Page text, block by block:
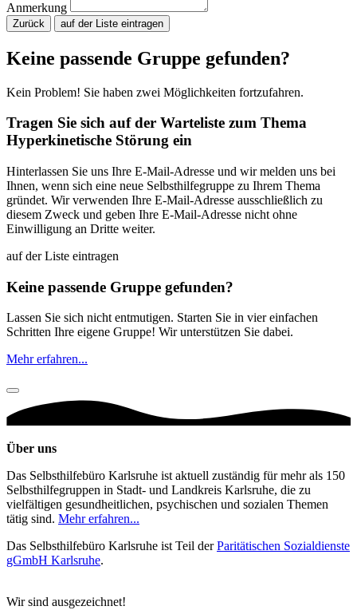
Anmerkung
Zurück
Keine passende Gruppe gefunden?
Kein Problem! Sie haben zwei Möglichkeiten fortzufahren.
Tragen Sie sich auf der Warteliste zum Thema
Hyperkinetische Störung ein
Hinterlassen Sie uns Ihre E-Mail-Adresse und wir melden uns bei
Ihnen, wenn sich eine neue Selbsthilfegruppe zu Ihrem Thema
gründet. Wir verwenden Ihre E-Mail-Adresse ausschließlich zu
diesem Zweck und geben Ihre E-Mail-Adresse nicht ohne
Einwilligung an Dritte weiter.
auf der Liste eintragen
Keine passende Gruppe gefunden?
Lassen Sie sich nicht entmutigen. Starten Sie in vier einfachen
Schritten Ihre eigene Gruppe! Wir unterstützen Sie dabei.
Mehr erfahren...
Über uns
Das Selbsthilfebüro Karlsruhe ist aktuell zuständig für mehr als 150
Selbsthilfegruppen in Stadt- und Landkreis Karlsruhe, die zu
vielfältigen gesundheitlichen, psychischen und sozialen Themen
tätig sind. Mehr erfahren...
Das Selbsthilfebüro Karlsruhe ist Teil derParitätischen Sozialdienste
gGmbH Karlsruhe.
Wir sind ausgezeichnet!